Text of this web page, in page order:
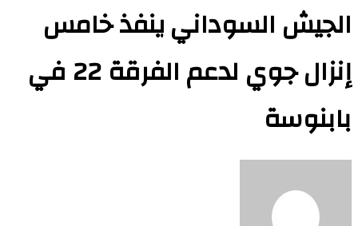
الجيش السوداني ينفذ خامس
إنزال جوي لدعم الفرقة 22 في
بابنوسة